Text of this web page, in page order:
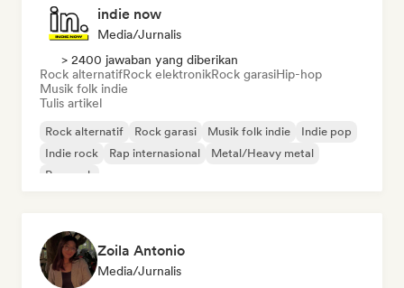
indie now
Media/Jurnalis
> 2400 jawaban yang diberikan
Rock alternatifRock elektronikRock garasiHip-hop
Musik folk indie
Tulis artikel
Rock alternatif Rock garasi Musik folk indie
Indie pop
Indie rock
Rap internasional
Metal/Heavy metal
Pop rock
Zoila Antonio
Media/Jurnalis